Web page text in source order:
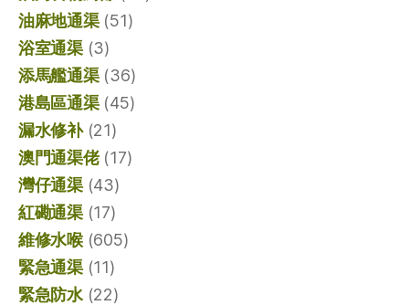
油麻地通渠(51)
浴室通渠(3)
添馬艦通渠(36)
港島區通渠(45)
漏水修补(21)
澳門通渠佬(17)
灣仔通渠(43)
紅磡通渠(17)
維修水喉(605)
緊急通渠(11)
緊急防水(22)